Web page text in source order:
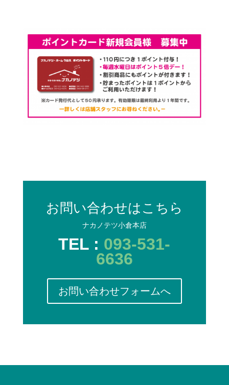
お問い合わせはこちら
ナカノテツ小倉本店
TEL : 093-531-
6636
お問い合わせフォームへ